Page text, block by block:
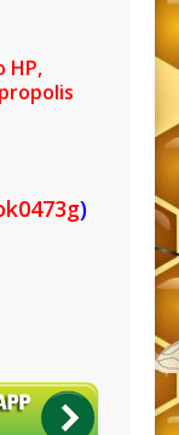
HP,
)